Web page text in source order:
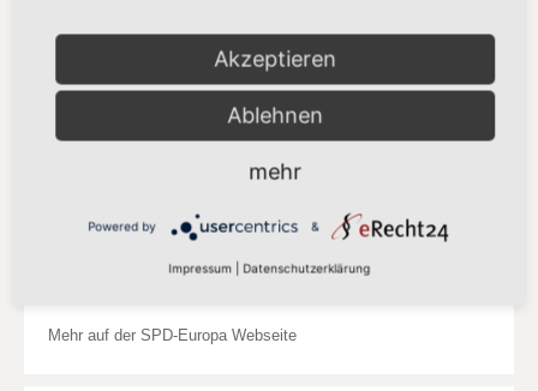
Delegation der SPD-Abgeordneten in der
S&D Fraktion
Mehr auf der SPD-Europa Webseite
Akzeptieren
Ablehnen
mehr
Powered by &
Impressum Datenschutzerklärung